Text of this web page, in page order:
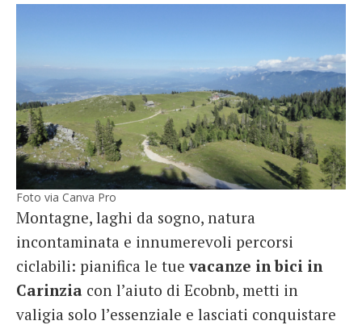
Foto via Canva Pro
Montagne, laghi da sogno, natura
incontaminata e innumerevoli percorsi
ciclabili: pianifica le tuevacanze in bici in
Carinzia con l’aiuto di Ecobnb, metti in
valigia solo l’essenziale e lasciati conquistare